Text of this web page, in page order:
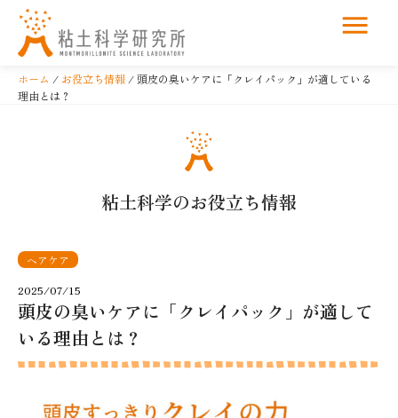
コ
テ
ホーム / お役立ち情報 / 頭皮の臭いケアに「クレイパック」が適している
理由とは？
粘土科学のお役立ち情報
ヘアケア
2025/07/15
頭皮の臭いケアに「クレイパック」が適して
いる理由とは？